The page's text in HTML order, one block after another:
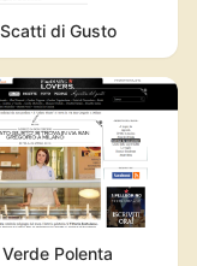
Scatti di Gusto
Verde Polenta